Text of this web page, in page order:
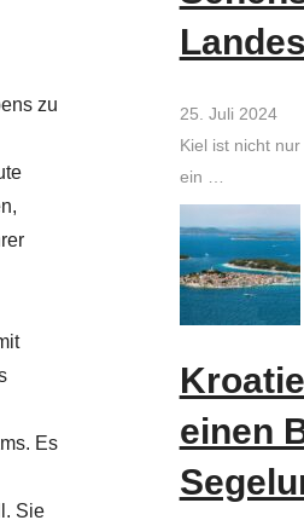
zu
Es
Sie
25. Juli 2024
Kiel ist nicht
ein …
einen